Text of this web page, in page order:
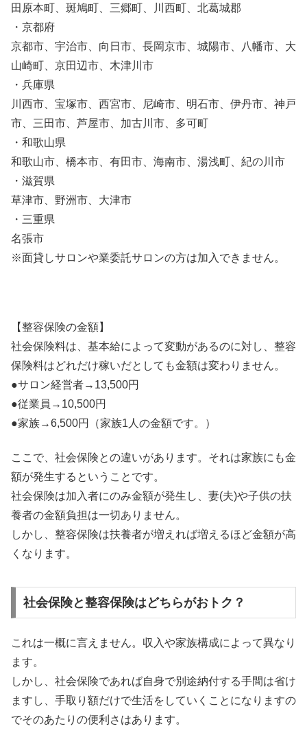
田原本町、斑鳩町、三郷町、川西町、北葛城郡
・京都府
京都市、宇治市、向日市、長岡京市、城陽市、八幡市、大
山崎町、京田辺市、木津川市
・兵庫県
川西市、宝塚市、西宮市、尼崎市、明石市、伊丹市、神戸
市、三田市、芦屋市、加古川市、多可町
・和歌山県
和歌山市、橋本市、有田市、海南市、湯浅町、紀の川市
・滋賀県
草津市、野洲市、大津市
・三重県
名張市
※面貸しサロンや業委託サロンの方は加入できません。
【整容保険の金額】
社会保険料は、基本給によって変動があるのに対し、整容
保険料はどれだけ稼いだとしても金額は変わりません。
●サロン経営者→13,500円
●従業員→10,500円
●家族→6,500円（家族1人の金額です。）
ここで、社会保険との違いがあります。それは家族にも金
額が発生するということです。
社会保険は加入者にのみ金額が発生し、妻(夫)や子供の扶
養者の金額負担は一切ありません。
しかし、整容保険は扶養者が増えれば増えるほど金額が高
くなります。
社会保険と整容保険はどちらがおトク？
これは一概に言えません。収入や家族構成によって異なり
ます。
しかし、社会保険であれば自身で別途納付する手間は省け
ますし、手取り額だけで生活をしていくことになりますの
でそのあたりの便利さはあります。